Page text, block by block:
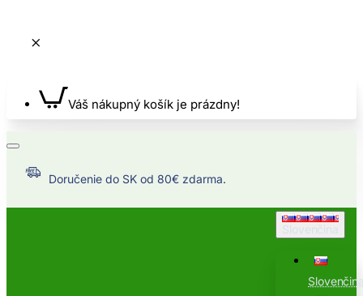
Váš nákupný košík je prázdny!
Doručenie do SK od 80€ zdarma.